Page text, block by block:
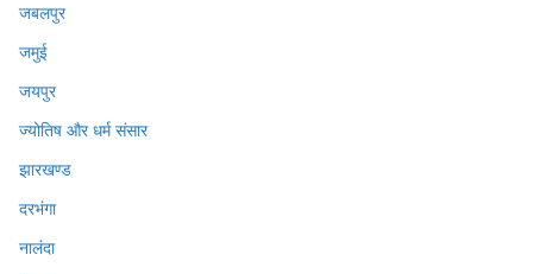
जबलपुर
जमुई
जयपुर
ज्योतिष और धर्म संसार
झारखण्ड
दरभंगा
नालंदा